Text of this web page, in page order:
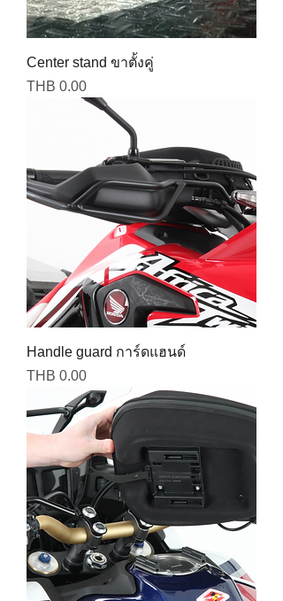
Center stand ขาตั้งคู่
Price
THB 0.00
Handle guard การ์ดแฮนด์
Price
THB 0.00